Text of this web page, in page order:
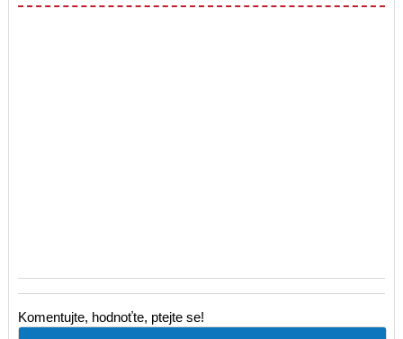
Komentujte, hodnoťte, ptejte se!